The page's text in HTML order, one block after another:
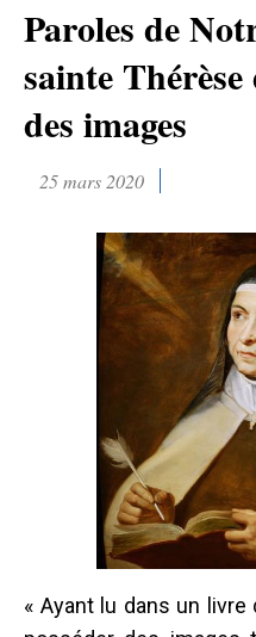
Paroles de
sainte
des images
25 mars 2020
« Ayant lu dans un livre